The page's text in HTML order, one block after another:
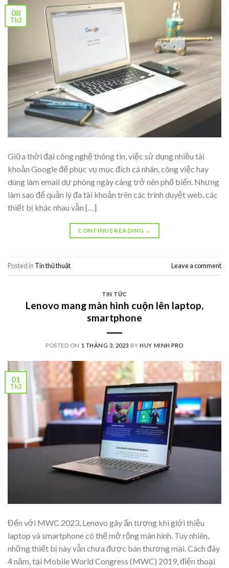
08
Th3
Giữa thời đại công nghệ thông tin, việc sử dụng nhiều tài
khoản Google để phục vụ mục đích cá nhân, công việc hay
dùng làm email dự phòng ngày càng trở nên phổ biến. Nhưng
làm sao để quản lý đa tài khoản trên các trình duyệt web, các
thiết bị khác nhau vẫn […]
CONTINUE READING →
Posted in Tin thủ thuật Leave a comment
TIN TỨC
Lenovo mang màn hình cuộn lên laptop,
smartphone
POSTED ON 1 THÁNG 3, 2023 BYHUY MINH PRO
01
Th3
Đến với MWC 2023, Lenovo gây ấn tượng khi giới thiệu
laptop và smartphone có thể mở rộng màn hình. Tuy nhiên,
những thiết bị này vẫn chưa được bán thương mại. Cách đây
4 năm, tại Mobile World Congress (MWC) 2019, điện thoại